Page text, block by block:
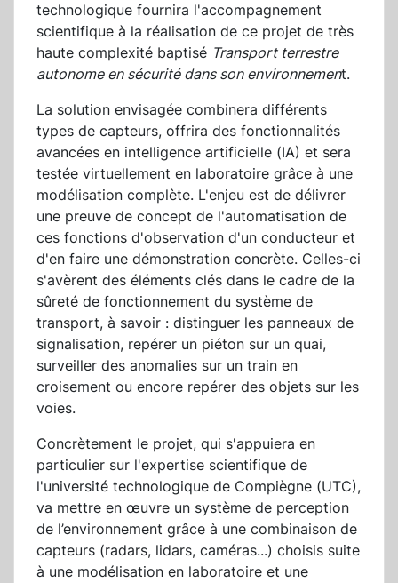
technologique fournira l'accompagnement
scientifique à la réalisation de ce projet de très
haute complexité baptisé Transport terrestre
autonome en sécurité dans son environnement.
La solution envisagée combinera différents
types de capteurs, offrira des fonctionnalités
avancées en intelligence artificielle (IA) et sera
testée virtuellement en laboratoire grâce à une
modélisation complète. L'enjeu est de délivrer
une preuve de concept de l'automatisation de
ces fonctions d'observation d'un conducteur et
d'en faire une démonstration concrète. Celles-ci
s'avèrent des éléments clés dans le cadre de la
sûreté de fonctionnement du système de
transport, à savoir : distinguer les panneaux de
signalisation, repérer un piéton sur un quai,
surveiller des anomalies sur un train en
croisement ou encore repérer des objets sur les
voies.
Concrètement le projet, qui s'appuiera en
particulier sur l'expertise scientifique de
l'université technologique de Compiègne (UTC),
va mettre en œuvre un système de perception
de l’environnement grâce à une combinaison de
capteurs (radars, lidars, caméras...) choisis suite
à une modélisation en laboratoire et une